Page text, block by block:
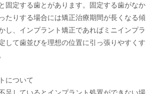
固定する歯とがあります。固定する歯がなか
たりする場合には矯正治療期間が長くなる傾
し、インプラント矯正であればミニインプラ
して歯並びを理想の位置に引っ張りやすくす
について
足しているとインプラント処置ができない場